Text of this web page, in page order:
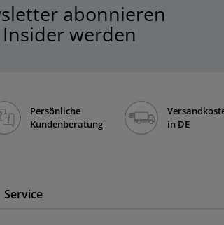
abonnieren
werden
Persönliche
Kundenberatung
in DE
Service